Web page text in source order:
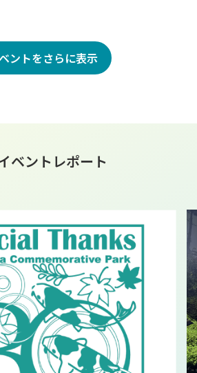
ントをさらに表示
ベントレポート